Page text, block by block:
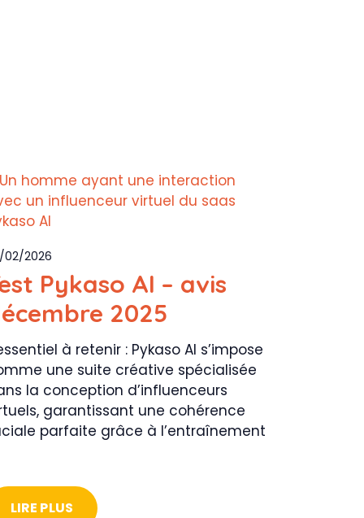
02/2026
Pykaso AI – avis
2025
à retenir : Pykaso AI s’impose
une suite créative spécialisée
la conception d’influenceurs
garantissant une cohérence
parfaite grâce à l’entraînement
LIRE PLUS